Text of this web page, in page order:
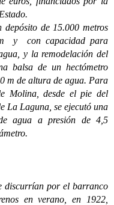
de 15.000 metros
y con capacidad para
y la remodelación del
balsa de un hectómetro
m de altura de agua. Para
Molina, desde el pie del
La Laguna, se ejecutó una
agua a presión de 4,5
por el barranco
en verano, en 1922,